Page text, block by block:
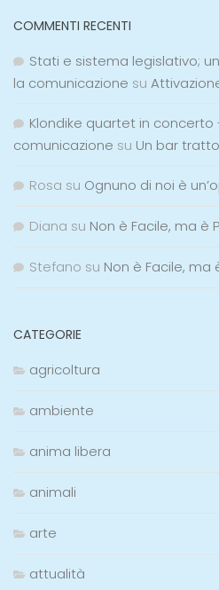
COMMENTI RECENTI
Stati e sistema legislativo;
la comunicazione su
Klondike quartet in concerto
comunicazione su Un bar
Rosa su Ognuno di noi è
Diana su Non è Facile, ma è
Stefano su Non è Facile, ma
CATEGORIE
agricoltura
ambiente
anima libera
animali
arte
attualità